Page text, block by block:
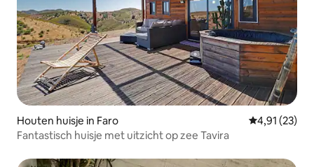
Houten huisje in Faro Gemiddelde
4,91 (23)
Fantastisch huisje met uitzicht op zee Tavira